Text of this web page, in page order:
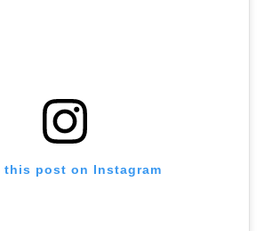
this post on Instagram